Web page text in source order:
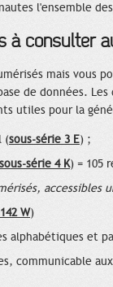
l'ensemble
à consulter
mais vous
de données.
utiles pour la
(sous-série 3 E) ;
sous-série 4 K) = 105
accessibles
W)
alphabétiques et
communicable